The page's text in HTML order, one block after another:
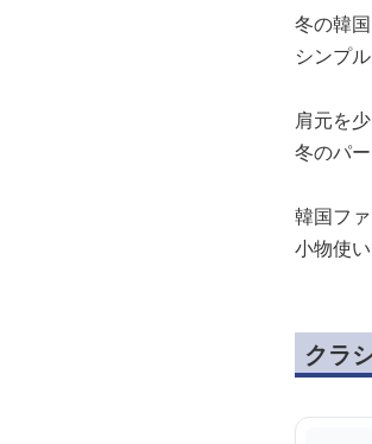
冬の韓
シンプ
肩元を
冬のパ
韓国フ
小物使
クラ